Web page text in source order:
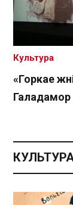
«Горкае
Галадамор
Культура